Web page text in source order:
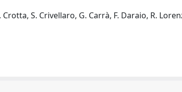
S. Crivellaro, G. Carrà, F. Daraio, R.